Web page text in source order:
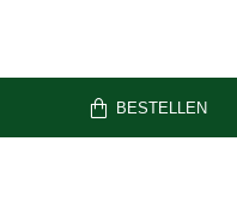
BESTELLEN